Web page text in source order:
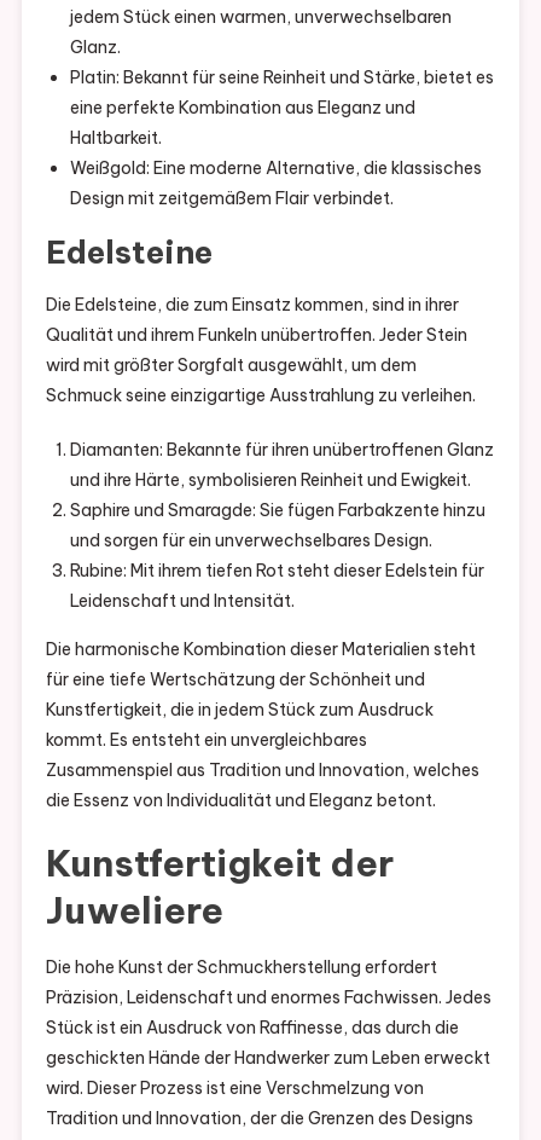
jedem Stück einen warmen, unverwechselbaren
Glanz.
Platin: Bekannt für seine Reinheit und Stärke, bietet es
eine perfekte Kombination aus Eleganz und
Haltbarkeit.
Weißgold: Eine moderne Alternative, die klassisches
Design mit zeitgemäßem Flair verbindet.
Edelsteine
Die Edelsteine, die zum Einsatz kommen, sind in ihrer
Qualität und ihrem Funkeln unübertroffen. Jeder Stein
wird mit größter Sorgfalt ausgewählt, um dem
Schmuck seine einzigartige Ausstrahlung zu verleihen.
Diamanten: Bekannte für ihren unübertroffenen Glanz
und ihre Härte, symbolisieren Reinheit und Ewigkeit.
Saphire und Smaragde: Sie fügen Farbakzente hinzu
und sorgen für ein unverwechselbares Design.
Rubine: Mit ihrem tiefen Rot steht dieser Edelstein für
Leidenschaft und Intensität.
Die harmonische Kombination dieser Materialien steht
für eine tiefe Wertschätzung der Schönheit und
Kunstfertigkeit, die in jedem Stück zum Ausdruck
kommt. Es entsteht ein unvergleichbares
Zusammenspiel aus Tradition und Innovation, welches
die Essenz von Individualität und Eleganz betont.
Kunstfertigkeit der
Juweliere
Die hohe Kunst der Schmuckherstellung erfordert
Präzision, Leidenschaft und enormes Fachwissen. Jedes
Stück ist ein Ausdruck von Raffinesse, das durch die
geschickten Hände der Handwerker zum Leben erweckt
wird. Dieser Prozess ist eine Verschmelzung von
Tradition und Innovation, der die Grenzen des Designs